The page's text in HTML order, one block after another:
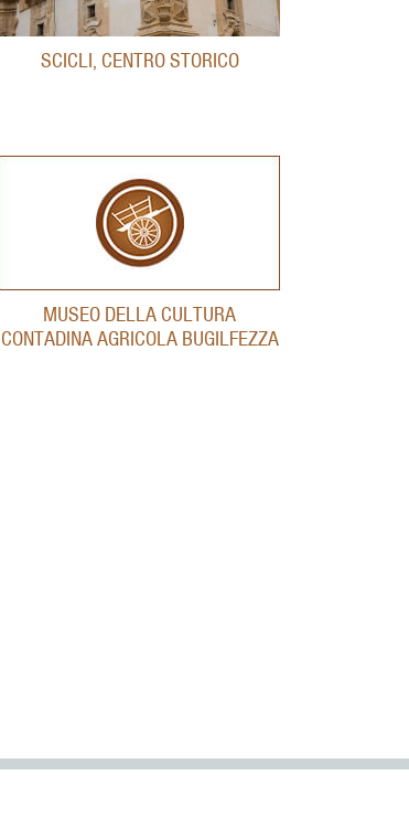
SCICLI, CENTRO STORICO
MUSEO DELLA CULTURA
CONTADINA AGRICOLA BUGILFEZZA